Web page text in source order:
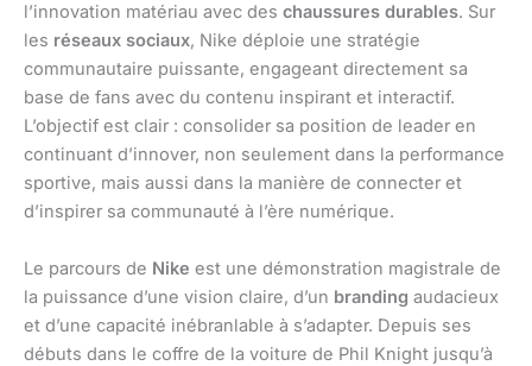
l’innovation matériau avec des chaussures durables. Sur
les réseaux sociaux, Nike déploie une stratégie
communautaire puissante, engageant directement sa
base de fans avec du contenu inspirant et interactif.
L’objectif est clair : consolider sa position de leader en
continuant d’innover, non seulement dans la performance
sportive, mais aussi dans la manière de connecter et
d’inspirer sa communauté à l’ère numérique.
Le parcours de Nike est une démonstration magistrale de
la puissance d’une vision claire, d’un branding audacieux
et d’une capacité inébranlable à s’adapter. Depuis ses
débuts dans le coffre de la voiture de Phil Knight jusqu’à